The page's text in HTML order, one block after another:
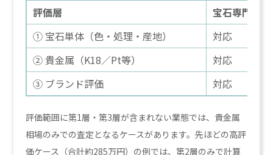
評価層
宝石専門店
① 宝石単体（色・処理・産地）
対応
② 貴金属（K18／Pt等）
対応
③ ブランド評価
対応
評価範囲に第1層・第3層が含まれない業態では、貴金属
相場のみでの査定となるケースがあります。先ほどの高評
価ケース（合計約285万円）の例では、第2層のみで計算